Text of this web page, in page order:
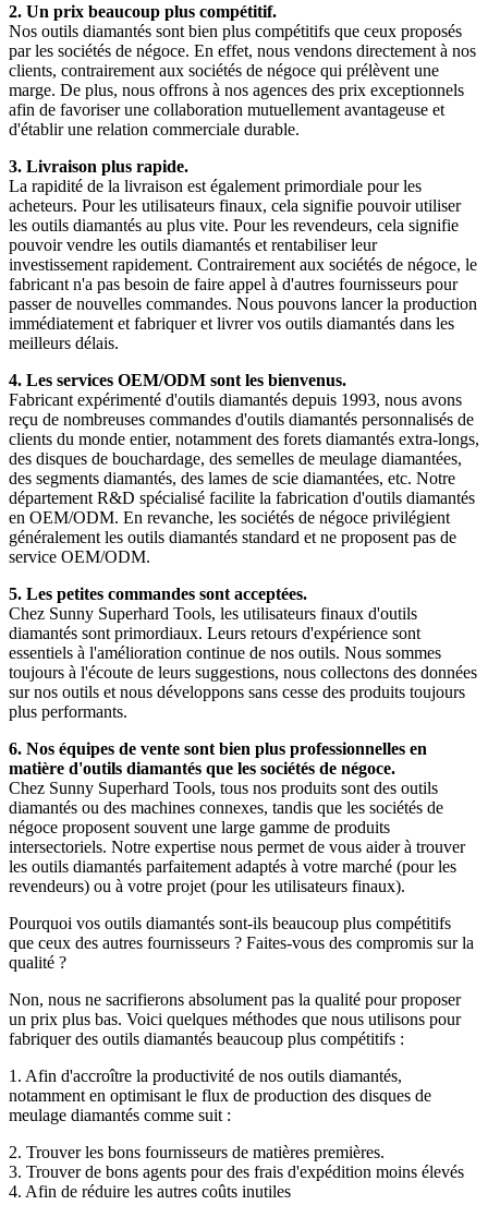
2. Un prix beaucoup plus compétitif.
Nos outils diamantés sont bien plus compétitifs que ceux proposés
par les sociétés de négoce. En effet, nous vendons directement à nos
clients, contrairement aux sociétés de négoce qui prélèvent une
marge. De plus, nous offrons à nos agences des prix exceptionnels
afin de favoriser une collaboration mutuellement avantageuse et
d'établir une relation commerciale durable.
3. Livraison plus rapide.
La rapidité de la livraison est également primordiale pour les
acheteurs. Pour les utilisateurs finaux, cela signifie pouvoir utiliser
les outils diamantés au plus vite. Pour les revendeurs, cela signifie
pouvoir vendre les outils diamantés et rentabiliser leur
investissement rapidement. Contrairement aux sociétés de négoce, le
fabricant n'a pas besoin de faire appel à d'autres fournisseurs pour
passer de nouvelles commandes. Nous pouvons lancer la production
immédiatement et fabriquer et livrer vos outils diamantés dans les
meilleurs délais.
4. Les services OEM/ODM sont les bienvenus.
Fabricant expérimenté d'outils diamantés depuis 1993, nous avons
reçu de nombreuses commandes d'outils diamantés personnalisés de
clients du monde entier, notamment des forets diamantés extra-longs,
des disques de bouchardage, des semelles de meulage diamantées,
des segments diamantés, des lames de scie diamantées, etc. Notre
département R&D spécialisé facilite la fabrication d'outils diamantés
en OEM/ODM. En revanche, les sociétés de négoce privilégient
généralement les outils diamantés standard et ne proposent pas de
service OEM/ODM.
5. Les petites commandes sont acceptées.
Chez Sunny Superhard Tools, les utilisateurs finaux d'outils
diamantés sont primordiaux. Leurs retours d'expérience sont
essentiels à l'amélioration continue de nos outils. Nous sommes
toujours à l'écoute de leurs suggestions, nous collectons des données
sur nos outils et nous développons sans cesse des produits toujours
plus performants.
6. Nos équipes de vente sont bien plus professionnelles en
matière d'outils diamantés que les sociétés de négoce.
Chez Sunny Superhard Tools, tous nos produits sont des outils
diamantés ou des machines connexes, tandis que les sociétés de
négoce proposent souvent une large gamme de produits
intersectoriels. Notre expertise nous permet de vous aider à trouver
les outils diamantés parfaitement adaptés à votre marché (pour les
revendeurs) ou à votre projet (pour les utilisateurs finaux).
Pourquoi vos outils diamantés sont-ils beaucoup plus compétitifs
que ceux des autres fournisseurs ? Faites-vous des compromis sur la
qualité ?
Non, nous ne sacrifierons absolument pas la qualité pour proposer
un prix plus bas. Voici quelques méthodes que nous utilisons pour
fabriquer des outils diamantés beaucoup plus compétitifs :
1. Afin d'accroître la productivité de nos outils diamantés,
notamment en optimisant le flux de production des disques de
meulage diamantés comme suit :
2. Trouver les bons fournisseurs de matières premières.
3. Trouver de bons agents pour des frais d'expédition moins élevés
4. Afin de réduire les autres coûts inutiles